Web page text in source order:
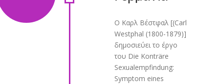
Ο Καρλ Βέστφαλ [(Carl
Westphal (1800-1879)]
δημοσιεύει το έργο
του Die Konträre
Sexualempfindung:
Symptom eines